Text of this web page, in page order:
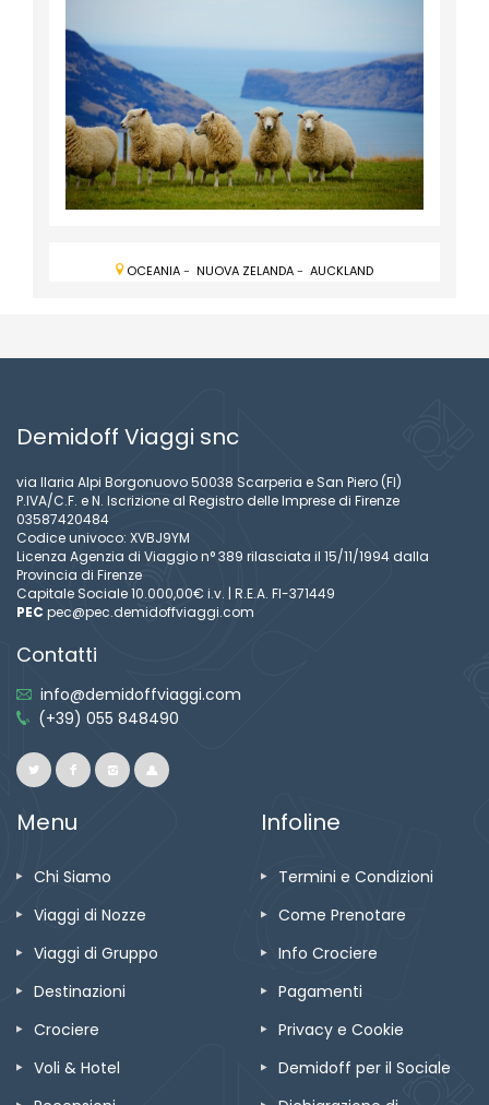
OCEANIA- NUOVA ZELANDA- AUCKLAND
Demidoff Viaggi snc
via Ilaria Alpi Borgonuovo 50038 Scarperia e San Piero (FI)
P.IVA/C.F. e N. Iscrizione al Registro delle Imprese di Firenze
03587420484
Codice univoco: XVBJ9YM
Licenza Agenzia di Viaggio n° 389 rilasciata il 15/11/1994 dalla
Provincia di Firenze
Capitale Sociale 10.000,00€ i.v. | R.E.A. FI-371449
PEC pec@pec.demidoffviaggi.com
Contatti
info@demidoffviaggi.com
(+39) 055 848490
Menu
Chi Siamo
Viaggi di Nozze
Viaggi di Gruppo
Destinazioni
Crociere
Voli & Hotel
Infoline
Termini e Condizioni
Come Prenotare
Info Crociere
Pagamenti
Privacy e Cookie
Demidoff per il Sociale